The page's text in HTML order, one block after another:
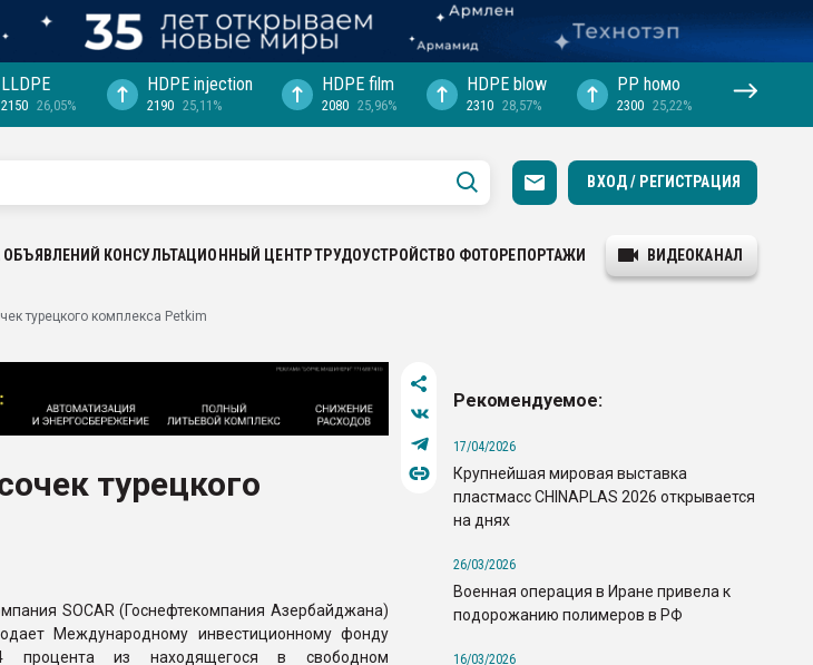
LLDPE
2150 26,05%
HDPE injection
2190 25,11%
HDPE film
2080 25,96%
HDPE blow
2310 28,57%
PP hомо
2300 25,22%
ВХОД / РЕГИСТРАЦИЯ
КОНСУЛЬТАЦИОННЫЙ ЦЕНТРТРУДОУСТРОЙСТВО ФОТОРЕПОРТАЖИ ВИДЕОКАНАЛ
турецкого комплекса Petkim
турецкого
SOCAR (Госнефтекомпания Азербайджана)
Международному инвестиционному фонду
процента из находящегося в свободном
Рекомендуемое:
17/04/2026
Крупнейшая мировая выставка
пластмасс CHINAPLAS 2026 открывается
на днях
26/03/2026
Военная операция в Иране привела к
подорожанию полимеров в РФ
16/03/2026